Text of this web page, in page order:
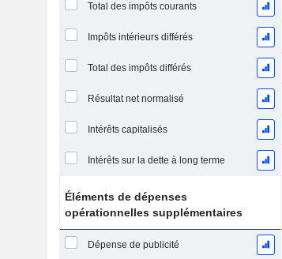
Total des impôts courants
Impôts intérieurs différés
Total des impôts différés
Résultat net normalisé
Intérêts capitalisés
Intérêts sur la dette à long terme
Éléments de dépenses
opérationnelles supplémentaires
Dépense de publicité